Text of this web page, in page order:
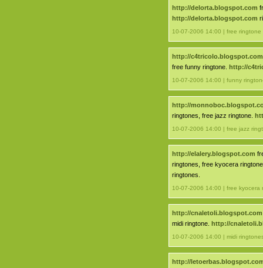
http://delorta.blogspot.com
http://delorta.blogspot.com
10-07-2006 14:00 | free
http://c4tricolo.blogspot.com
free funny ringtone. http://
10-07-2006 14:00 | funny
http://
ringtones, free jazz ringtone.
10-07-2006 14:00 | free jazz
http://elalery.blogspot.com
ringtones, free kyocera
ringtones.
10-07-2006 14:00 | free
http://cnaletoli.blogspot.com
midi ringtone. http://
10-07-2006 14:00 | midi
http://